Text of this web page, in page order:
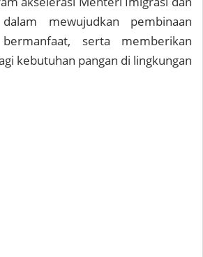
dalam mewujudkan pembinaan
serta memberikan
kebutuhan pangan di lingkungan